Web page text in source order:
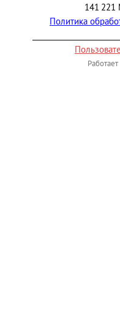
141 221
Политика